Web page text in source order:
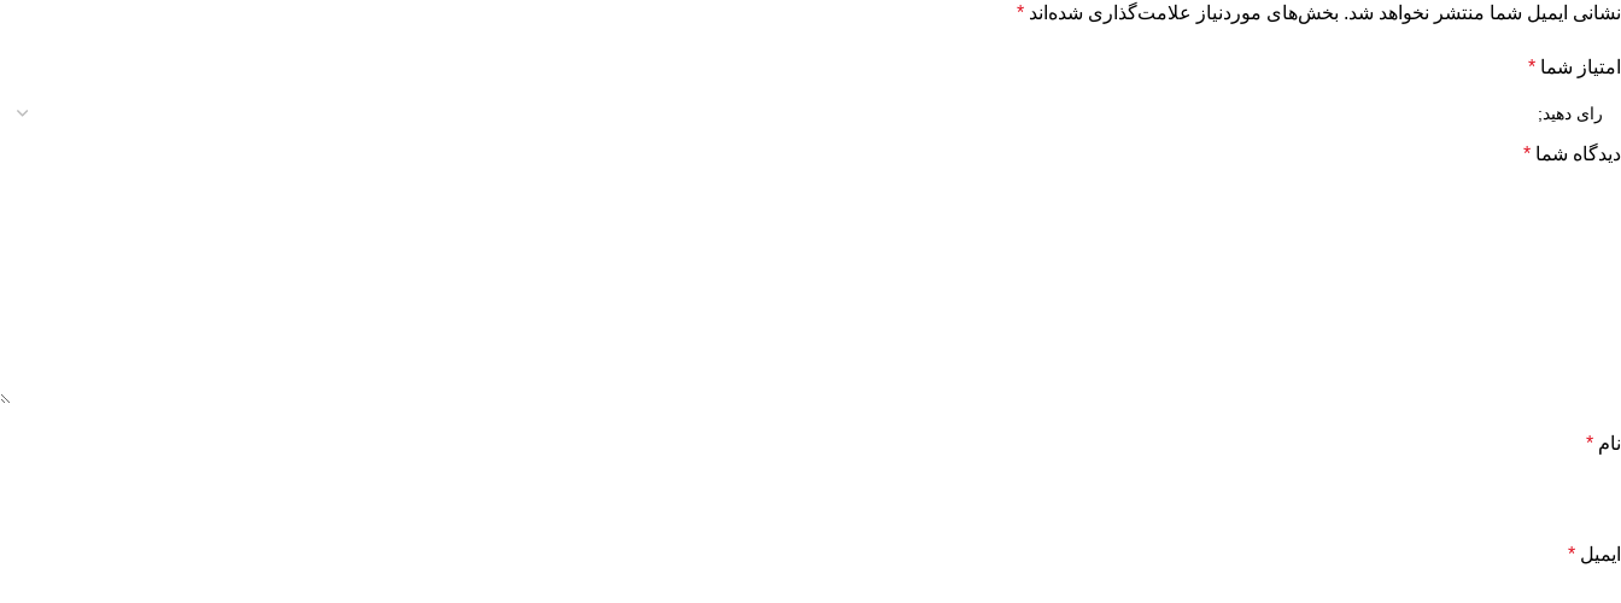
نشانی ایمیل شما منتشر نخواهد شد. بخش‌های موردنیاز علامت‌گذاری شده‌اند *
امتیاز شما *
دیدگاه شما *
نام *
ایمیل *